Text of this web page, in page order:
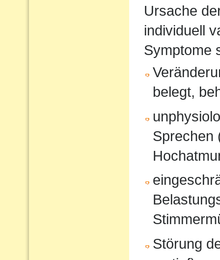
Ursache
individuell
Symptome
belegt,
Sprechen
Störung